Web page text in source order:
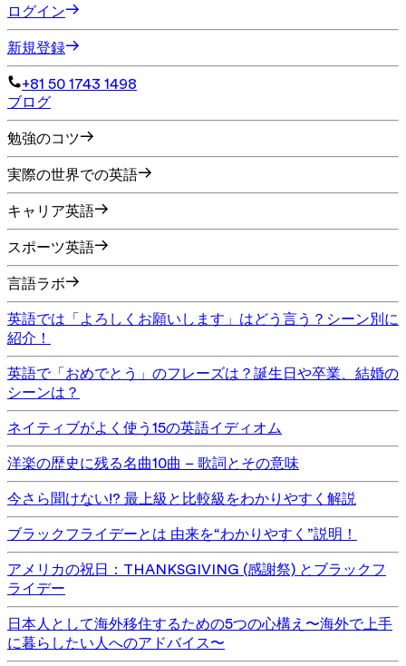
ログイン
新規登録
+81 50 1743 1498
ブログ
勉強のコツ
実際の世界での英語
キャリア英語
スポーツ英語
言語ラボ
英語では「よろしくお願いします」はどう言う？シーン別に
紹介！
英語で「おめでとう」のフレーズは？誕生日や卒業、結婚の
シーンは？
ネイティブがよく使う15の英語イディオム
洋楽の歴史に残る名曲10曲 – 歌詞とその意味
今さら聞けない!? 最上級と比較級をわかりやすく解説
ブラックフライデーとは 由来を“わかりやすく”説明！
アメリカの祝日：THANKSGIVING (感謝祭) とブラックフ
ライデー
日本人として海外移住するための5つの心構え〜海外で上手
に暮らしたい人へのアドバイス〜